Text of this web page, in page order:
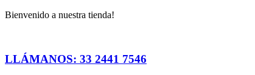
Bienvenido a nuestra tienda!
LLÁMANOS: 33 2441 7546